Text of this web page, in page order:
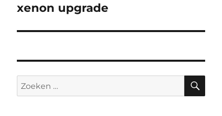
bericht:
xenon upgrade
Zoeken
naar: